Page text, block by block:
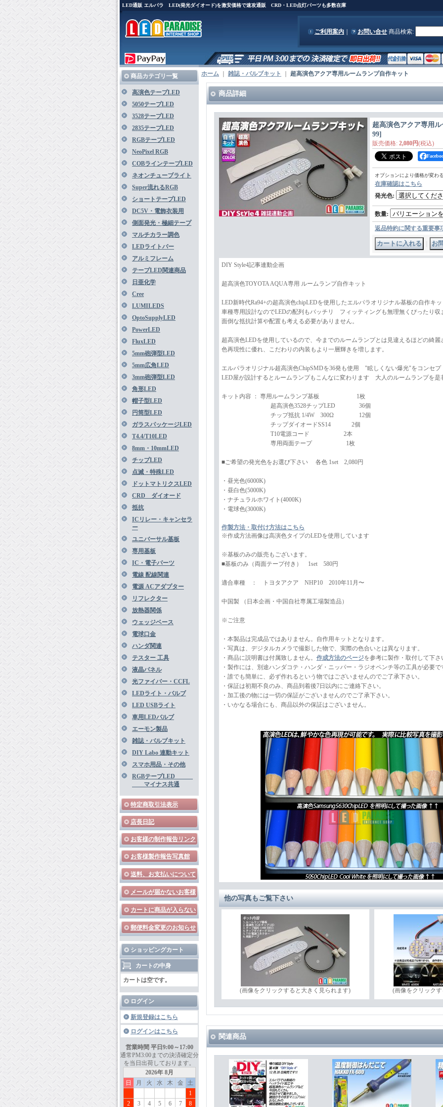
LED通販 エルパラ LED(発光ダイオード)を激安価格で速攻通販 CRD・LED点灯パーツも多数在庫
ご利用案内 お問い合せ 商品検索:
商品カテゴリ一覧
高演色テープLED
5050テープLED
3528テープLED
2835テープLED
RGBテープLED
NeoPixel RGB
COBラインテープLED
ネオンチューブライト
Super流れるRGB
ショートテープLED
DC5V・電飾衣装用
側面発光・極細テープ
マルチカラー調色
LEDライトバー
アルミフレーム
テープLED関連商品
日亜化学
Cree
LUMILEDS
OptoSupplyLED
PowerLED
FluxLED
5mm砲弾型LED
5mm広角LED
3mm砲弾型LED
角形LED
帽子型LED
円筒型LED
ガラスパッケージLED
T4.4/T10LED
8mm・10mmLED
チップLED
点滅・特殊LED
ドットマトリクスLED
CRD ダイオード
抵抗
ICリレー・キャンセラ
ー
ユニバーサル基板
専用基板
IC・電子パーツ
電線 配線関連
電源 ACアダプター
リフレクター
放熱器関係
ウェッジベース
電球口金
ハンダ関連
テスター 工具
液晶パネル
光ファイバー・CCFL
LEDライト・バルブ
LED USBライト
車用LEDバルブ
エーモン製品
雑誌・バルブキット
DIY Labo 連動キット
スマホ用品・その他
RGBテープLED
マイナス共通
特定商取引法表示
店長日記
お客様の制作報告リンク
お客様製作報告写真館
送料、お支払いについて
メールが届かないお客様
カートに商品が入らない
郵便料金変更のお知らせ
ショッピングカート
カートの中身
カートは空です。
ログイン
新規登録はこちら
ログインはこちら
営業時間 平日9:00～17:00
通常PM3:00までの決済確定分
を当日出荷しております。
2026年 8月
日
月 火 水 木 金
土
1
2
3 4 5 6 7 8
ホーム 雑誌・バルブキット 超高演色アクア専用ルームランプ自作キット
商品詳細
超高演色アクア専用
99]
販売価格: 2,080円(税込)
オプションにより価格が変わ
在庫確認はこちら
発光色:
数量:
返品特約に関する重要事
DIY Style4記事連動企画
超高演色TOYOTA AQUA専用 ルームランプ自作キット
LED新時代Ra94+の超高演色chipLEDを使用したエルパラオリジナル基板の自作キ
車種専用設計なのでLEDの配列もバッチリ フィッティングも無理無くぴったり収
面倒な抵抗計算や配置も考える必要がありません。
超高演色LEDを使用しているので、今までのルームランプとは見違えるほどの綺麗
色再現性に優れ、こだわりの内装もより一層輝きを増します。
エルパラオリジナル超高演色ChipSMDを36発も使用 "眩しくない爆光"をコンセプ
LED屋が設計するとルームランプもこんなに変わります 大人のルームランプを是
キット内容 ： 専用ルームランプ基板 1枚
超高演色3528チップLED 36個
チップ抵抗 1/4W 300Ω 12個
チップダイオードSS14 2個
T10電源コード 2本
専用両面テープ 1枚
■ご希望の発光色をお選び下さい 各色 1set 2,080円
・昼光色(6000K)
・昼白色(5000K)
・ナチュラルホワイト(4000K)
・電球色(3000K)
作製方法・取付け方法はこちら
※作成方法画像は高演色タイプのLEDを使用しています
※基板のみの販売もございます。
■基板のみ（両面テープ付き） 1set 580円
適合車種 ： トヨタアクア NHP10 2010年11月〜
中国製 （日本企画・中国自社専属工場製造品）
※ご注意
・本製品は完成品ではありません。自作用キットとなります。
・写真は、デジタルカメラで撮影した物で、実際の色合いとは異なります。
・商品に説明書は付属致しません。 作成方法のページを参考に製作・取付して下さ
・製作には、別途ハンダコテ・ハンダ・ニッパー・ラジオペンチ等の工具が必要で
・誰でも簡単に、必ず作れるという物ではございませんのでご了承下さい。
・保証は初期不良のみ、商品到着後7日以内にご連絡下さい。
・加工後の物には一切の保証がございませんのでご了承下さい。
・いかなる場合にも、商品以外の保証はございません。
他の写真もご覧下さい
(画像をクリックすると大きく見られます) (画像をクリック
関連商品